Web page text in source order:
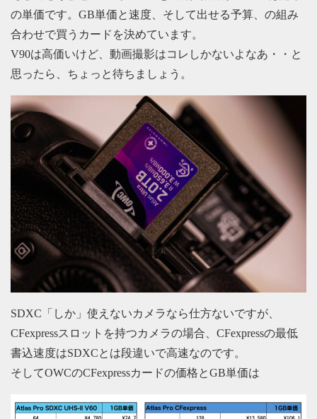
の単価です。GB単価と速度、そして出せる予算、の組み
合わせで買うカードを決めています。
V90は高価いけど、動画撮影はコレしかないよなあ・・と
思ったら、ちょっと待ちましょう。
SDXC「しか」使えないカメラなら仕方ないですが、
CFexpressスロットを持つカメラの場合、CFexpressの最低
書込速度はSDXCとは段違いで高速なのです。
そしてOWCのCFexpressカードの価格とGB単価は